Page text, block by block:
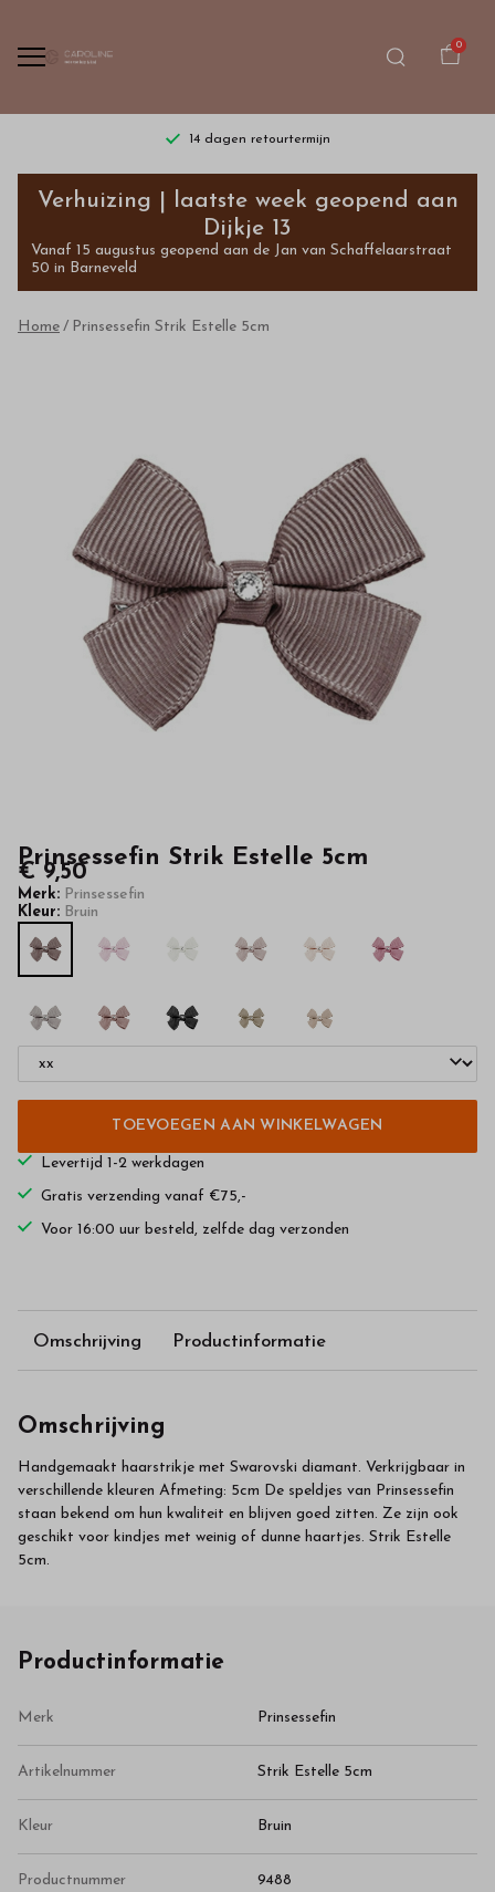
0
14 dagen retourtermijn
Prinsessefin
Strik
Estelle
5cm
kinderkleding
hoge
kwaliteit
onze
webshop
Verhuizing | laatste week geopend aan
Dijkje 13
Vanaf 15 augustus geopend aan de Jan van Schaffelaarstraat
50 in Barneveld
Home Prinsessefin Strik Estelle 5cm
Prinsessefin Strik Estelle 5cm
€ 9,50
Merk: Prinsessefin
Kleur: Bruin
TOEVOEGEN AAN WINKELWAGEN
Levertijd 1-2 werkdagen
Gratis verzending vanaf €75,-
Voor 16:00 uur besteld, zelfde dag verzonden
Omschrijving Productinformatie
Omschrijving
Handgemaakt haarstrikje met Swarovski diamant. Verkrijgbaar in
verschillende kleuren Afmeting: 5cm De speldjes van Prinsessefin
staan bekend om hun kwaliteit en blijven goed zitten. Ze zijn ook
geschikt voor kindjes met weinig of dunne haartjes. Strik Estelle
5cm.
Productinformatie
Merk Prinsessefin
Artikelnummer Strik Estelle 5cm
Kleur Bruin
Productnummer 9488